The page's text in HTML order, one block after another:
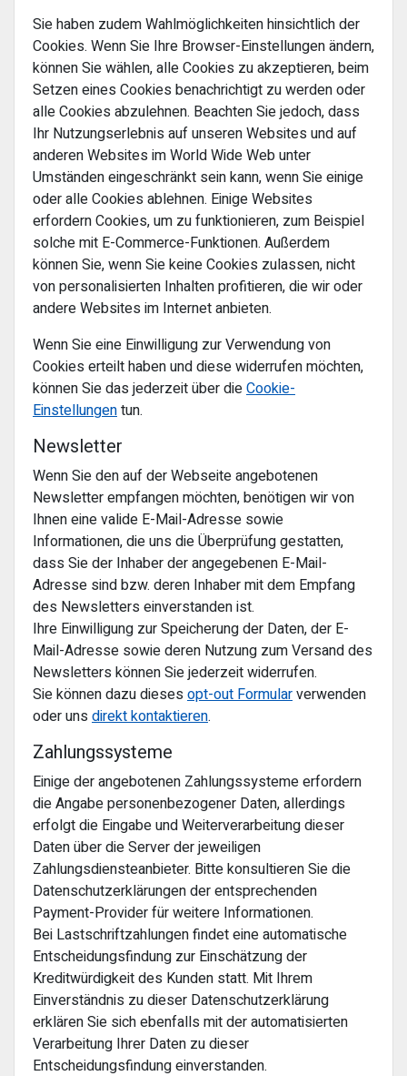
Sie haben zudem Wahlmöglichkeiten hinsichtlich der
Cookies. Wenn Sie Ihre Browser-Einstellungen ändern,
können Sie wählen, alle Cookies zu akzeptieren, beim
Setzen eines Cookies benachrichtigt zu werden oder
alle Cookies abzulehnen. Beachten Sie jedoch, dass
Ihr Nutzungserlebnis auf unseren Websites und auf
anderen Websites im World Wide Web unter
Umständen eingeschränkt sein kann, wenn Sie einige
oder alle Cookies ablehnen. Einige Websites
erfordern Cookies, um zu funktionieren, zum Beispiel
solche mit E-Commerce-Funktionen. Außerdem
können Sie, wenn Sie keine Cookies zulassen, nicht
von personalisierten Inhalten profitieren, die wir oder
andere Websites im Internet anbieten.
Wenn Sie eine Einwilligung zur Verwendung von
Cookies erteilt haben und diese widerrufen möchten,
können Sie das jederzeit über dieCookie-
Einstellungentun.
Newsletter
Wenn Sie den auf der Webseite angebotenen
Newsletter empfangen möchten, benötigen wir von
Ihnen eine valide E-Mail-Adresse sowie
Informationen, die uns die Überprüfung gestatten,
dass Sie der Inhaber der angegebenen E-Mail-
Adresse sind bzw. deren Inhaber mit dem Empfang
des Newsletters einverstanden ist.
Ihre Einwilligung zur Speicherung der Daten, der E-
Mail-Adresse sowie deren Nutzung zum Versand des
Newsletters können Sie jederzeit widerrufen.
Sie können dazu dieses opt-out Formularverwenden
oder uns direkt kontaktieren.
Zahlungssysteme
Einige der angebotenen Zahlungssysteme erfordern
die Angabe personenbezogener Daten, allerdings
erfolgt die Eingabe und Weiterverarbeitung dieser
Daten über die Server der jeweiligen
Zahlungsdiensteanbieter. Bitte konsultieren Sie die
Datenschutzerklärungen der entsprechenden
Payment-Provider für weitere Informationen.
Bei Lastschriftzahlungen findet eine automatische
Entscheidungsfindung zur Einschätzung der
Kreditwürdigkeit des Kunden statt. Mit Ihrem
Einverständnis zu dieser Datenschutzerklärung
erklären Sie sich ebenfalls mit der automatisierten
Verarbeitung Ihrer Daten zu dieser
Entscheidungsfindung einverstanden.